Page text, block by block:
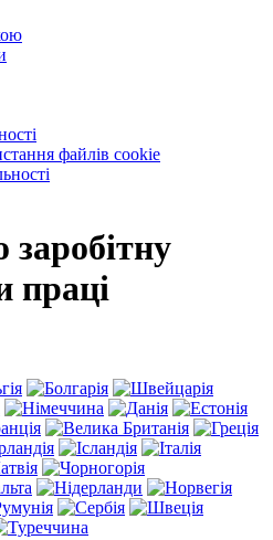
файлів cookie
заробітну
праці